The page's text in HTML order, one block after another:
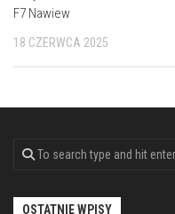
F7 Nawiew
18 CZERWCA 2025
OSTATNIE WPISY